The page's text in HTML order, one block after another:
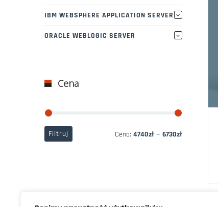
IBM WEBSPHERE APPLICATION SERVER
ORACLE WEBLOGIC SERVER
Cena
Filtruj Cena: 4740zł — 6730zł